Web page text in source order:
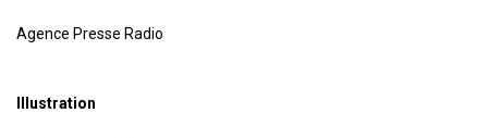
Agence Presse Radio
Illustration